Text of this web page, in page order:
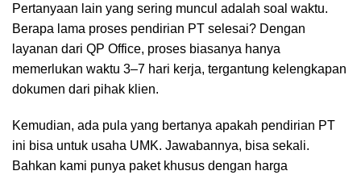
Pertanyaan lain yang sering muncul adalah soal waktu.
Berapa lama proses pendirian PT selesai? Dengan
layanan dari QP Office, proses biasanya hanya
memerlukan waktu 3–7 hari kerja, tergantung kelengkapan
dokumen dari pihak klien.
Kemudian, ada pula yang bertanya apakah pendirian PT
ini bisa untuk usaha UMK. Jawabannya, bisa sekali.
Bahkan kami punya paket khusus dengan harga